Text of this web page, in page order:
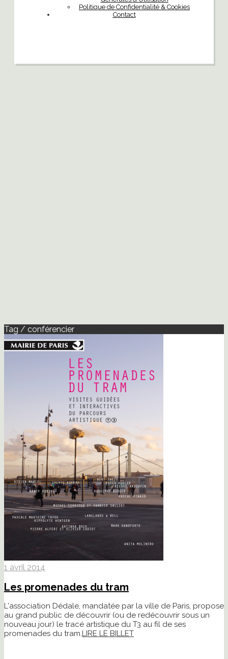
Politique de Confidentialité & Cookies
Contact
Tag / conférencier
1 avril 2014
Les promenades du tram
L'association Dédale, mandatée par la ville de Paris, propose
au grand public de découvrir (ou de redécouvrir sous un
nouveau jour) le tracé artistique du T3 au fil de ses
promenades du tram.LIRE LE BILLET